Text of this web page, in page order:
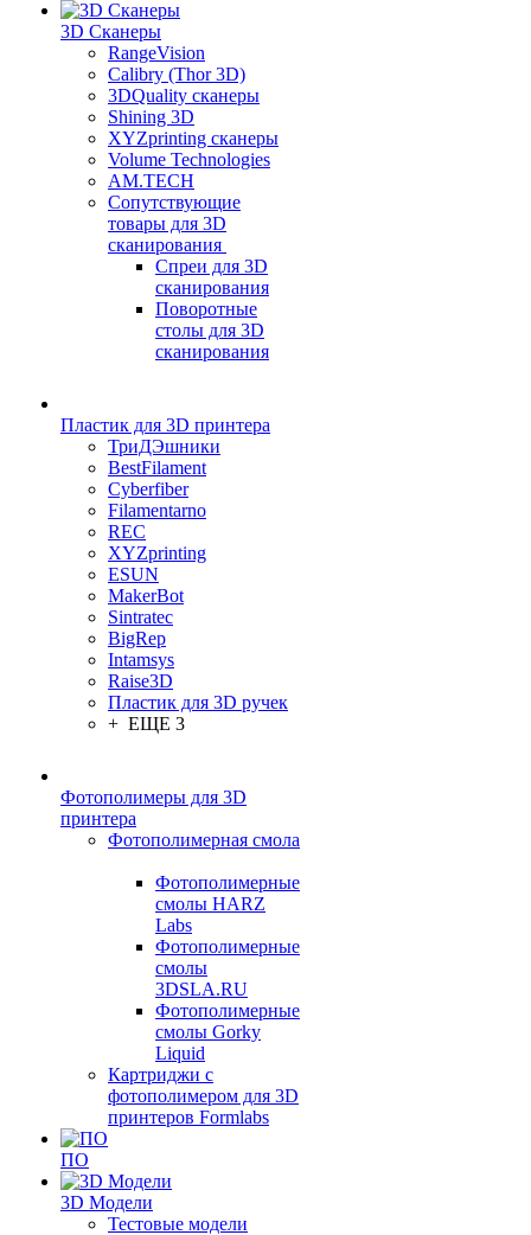
3D Сканеры
RangeVision
Calibry (Thor 3D)
3DQuality сканеры
Shining 3D
XYZprinting сканеры
Volume Technologies
AM.TECH
Сопутствующие
товары для 3D
сканирования
Спреи для 3D
сканирования
Поворотные
столы для 3D
сканирования
Пластик для 3D принтера
ТриДЭшники
BestFilament
Cyberfiber
Filamentarno
REC
XYZprinting
ESUN
MakerBot
Sintratec
BigRep
Intamsys
Raise3D
Пластик для 3D ручек
+ ЕЩЕ 3
Фотополимеры для 3D
принтера
Фотополимерная смола
Фотополимерные
смолы HARZ
Labs
Фотополимерные
смолы
3DSLA.RU
Фотополимерные
смолы Gorky
Liquid
Картриджи с
фотополимером для 3D
принтеров Formlabs
ПО
3D Модели
Тестовые модели